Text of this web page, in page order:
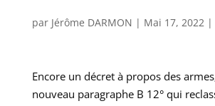
par Jérôme DARMON | Mai 17, 2022|
Encore un décret à propos des
nouveau paragraphe B 12° qui